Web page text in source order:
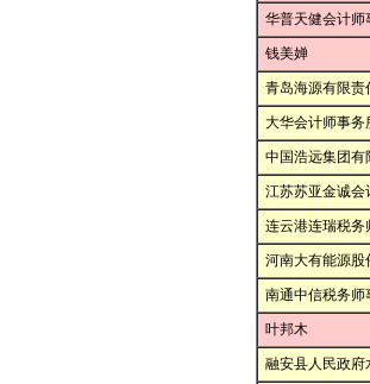
华普天健会计
钱美婵
青岛海源有限
大华会计师事
中国浩远集团有
江苏苏亚金诚
连云港连瑞税务
河南大有能源
南通中信税务师
叶邦木
融安县人民政府